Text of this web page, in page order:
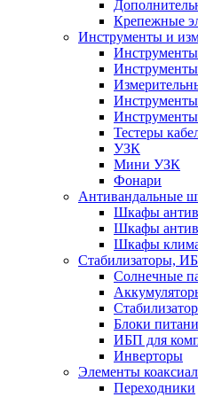
Крепежные
Инструменты и
Инструменты
Инструменты
Тестеры
УЗК
Мини УЗК
Фонари
Антивандальные
Шкафы
Шкафы
Шкафы
Стабилизаторы,
Солнечные
Блоки
ИБП для
Инверторы
Элементы
Переходники